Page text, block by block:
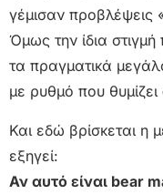
γέμισαν προβλέψεις
Όμως την ίδια
τα πραγματικά
με ρυθμό που θυμίζει
Και εδώ βρίσκεται η
εξηγεί:
Αν αυτό είναι bear